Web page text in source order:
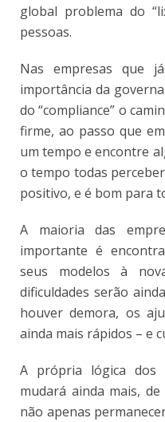
global problema do
pessoas.
Nas empresas que
importância da
do “compliance” o
firme, ao passo que
um tempo e encontre
o tempo todas
positivo, e é bom para
A maioria das
importante é
seus modelos à
dificuldades serão
houver demora, os
ainda mais rápidos – e
A própria lógica dos
mudará ainda mais,
não apenas